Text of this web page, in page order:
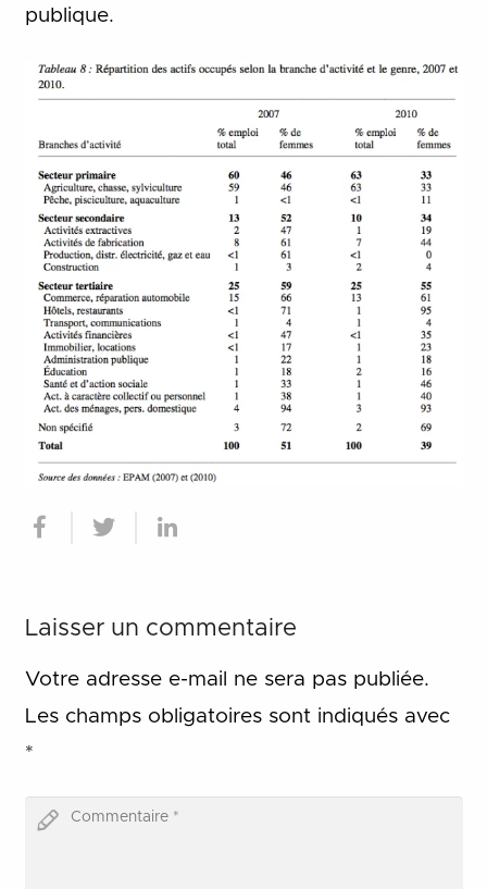
publique.
Laisser un commentaire
Votre adresse e-mail ne sera pas publiée.
Les champs obligatoires sont indiqués avec
*